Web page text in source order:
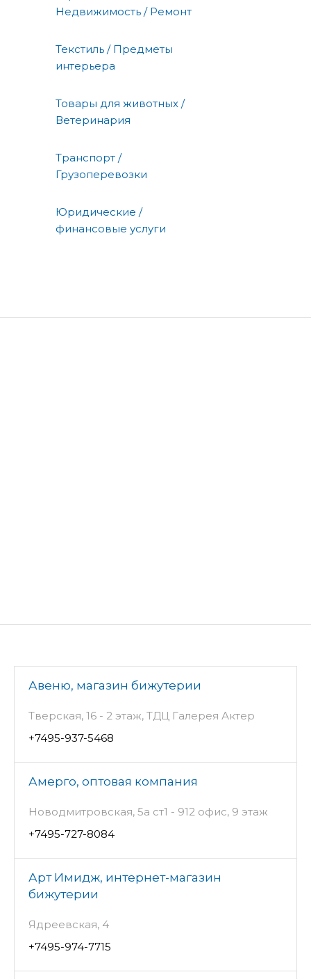
Недвижимость / Ремонт
Текстиль / Предметы
интерьера
Товары для животных /
Ветеринария
Транспорт /
Грузоперевозки
Юридические /
финансовые услуги
Авеню, магазин бижутерии
Тверская, 16 - 2 этаж, ТДЦ Галерея Актер
+7495-937-5468
Амерго, оптовая компания
Новодмитровская, 5а ст1 - 912 офис, 9 этаж
+7495-727-8084
Арт Имидж, интернет-магазин
бижутерии
Ядреевская, 4
+7495-974-7715